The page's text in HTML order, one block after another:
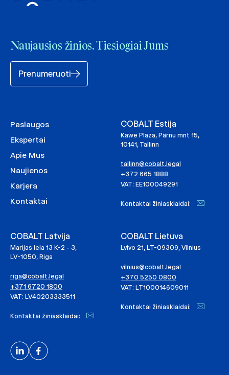
Naujausios žinios. Tiesiogiai Jums
Prenumeruoti
Paslaugos
Ekspertai
Apie Mus
Naujienos
Karjera
Kontaktai
COBALT Estija
Kawe Plaza, Pärnu mnt 15,
10141, Tallinn
tallinn@cobalt.legal
+372 665 1888
VAT: EE100049291
Kontaktai žiniasklaidai:
COBALT Latvija
Marijas iela 13 K-2 - 3,
LV-1050, Riga
riga@cobalt.legal
+371 6720 1800
VAT: LV40203333511
Kontaktai žiniasklaidai:
COBALT Lietuva
Lvivo 21, LT-09309, Vilnius
vilnius@cobalt.legal
+370 5250 0800
VAT: LT100014609011
Kontaktai žiniasklaidai: